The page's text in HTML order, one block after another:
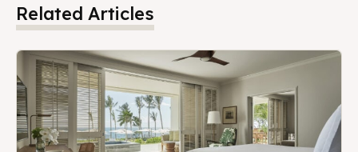
Related Articles